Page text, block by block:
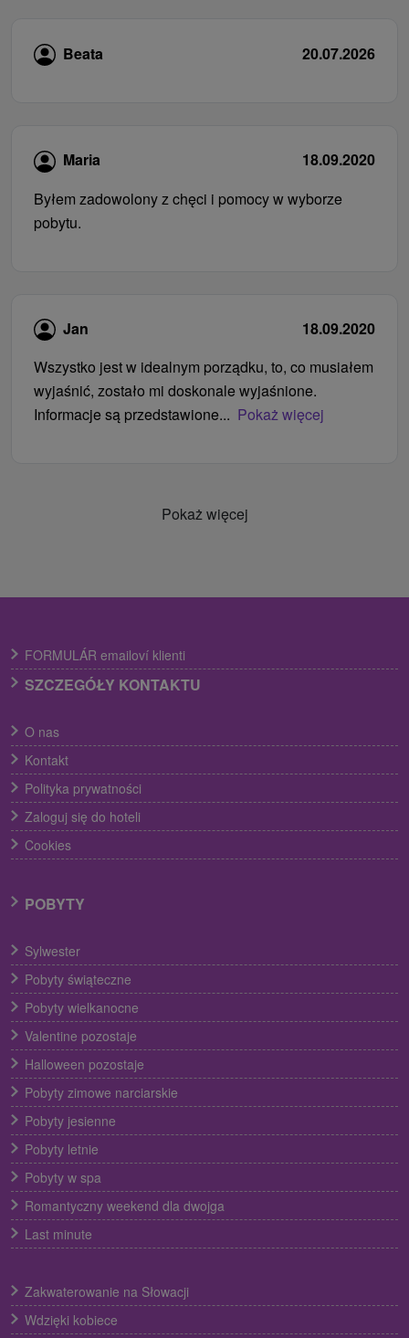
Beata 20.07.2026
Maria
18.09.2020
Byłem zadowolony z chęci i pomocy w wyborze
pobytu.
Jan
18.09.2020
Wszystko jest w idealnym porządku, to, co musiałem
wyjaśnić, zostało mi doskonale wyjaśnione.
Informacje są przedstawione... Pokaż więcej
Pokaż więcej
FORMULÁR emailoví klienti
SZCZEGÓŁY KONTAKTU
O nas
Kontakt
Polityka prywatności
Zaloguj się do hoteli
Cookies
POBYTY
Sylwester
Pobyty świąteczne
Pobyty wielkanocne
Valentine pozostaje
Halloween pozostaje
Pobyty zimowe narciarskie
Pobyty jesienne
Pobyty letnie
Pobyty w spa
Romantyczny weekend dla dwojga
Last minute
Zakwaterowanie na Słowacji
Wdzięki kobiece